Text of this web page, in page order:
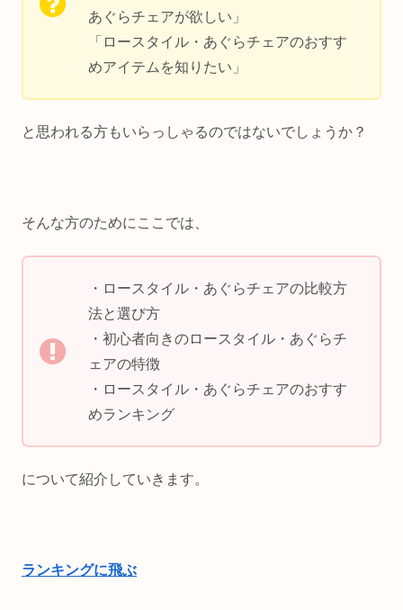
あぐらチェアが欲しい」
「ロースタイル・あぐらチェアのおすす
めアイテムを知りたい」
と思われる方もいらっしゃるのではないでしょうか？
そんな方のためにここでは、
・ロースタイル・あぐらチェアの比較方
法と選び方
・初心者向きのロースタイル・あぐらチ
ェアの特徴
・ロースタイル・あぐらチェアのおすす
めランキング
について紹介していきます。
ランキングに飛ぶ